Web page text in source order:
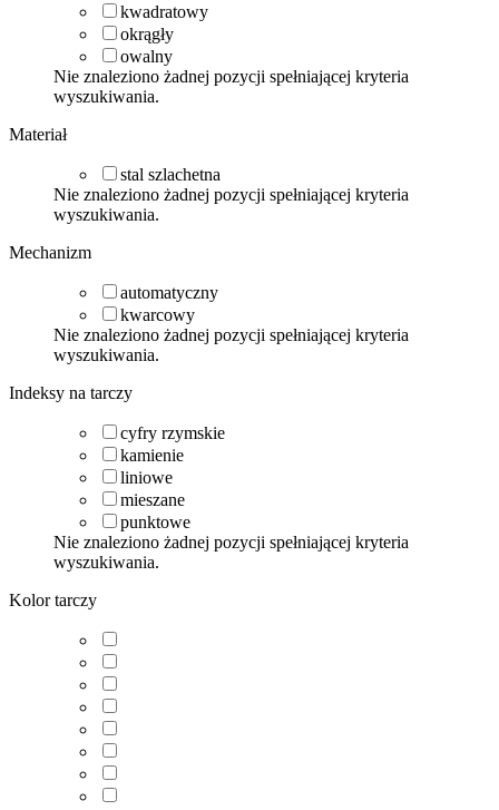
kwadratowy
okrągły
owalny
Nie znaleziono żadnej pozycji spełniającej kryteria
wyszukiwania.
Materiał
stal szlachetna
Nie znaleziono żadnej pozycji spełniającej kryteria
wyszukiwania.
Mechanizm
automatyczny
kwarcowy
Nie znaleziono żadnej pozycji spełniającej kryteria
wyszukiwania.
Indeksy na tarczy
cyfry rzymskie
kamienie
liniowe
mieszane
punktowe
Nie znaleziono żadnej pozycji spełniającej kryteria
wyszukiwania.
Kolor tarczy